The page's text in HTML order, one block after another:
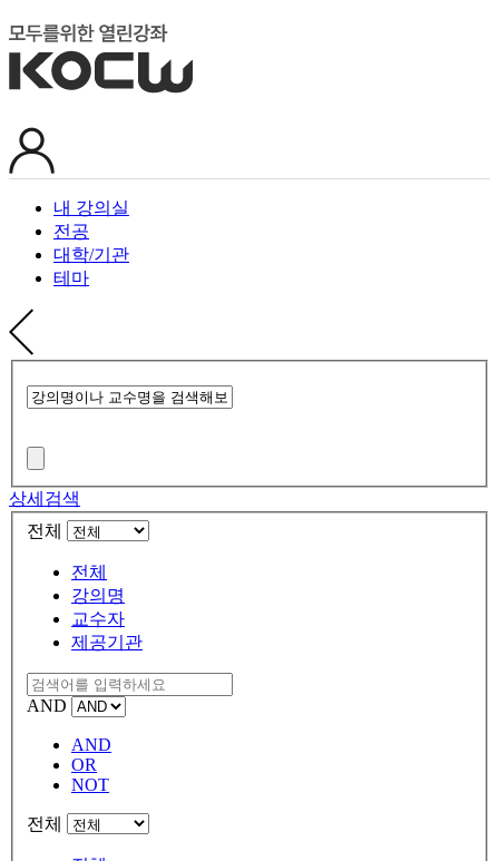
내 강의실
전공
대학/기관
테마
상세검색
전체
전체
강의명
교수자
제공기관
AND
AND
OR
NOT
전체